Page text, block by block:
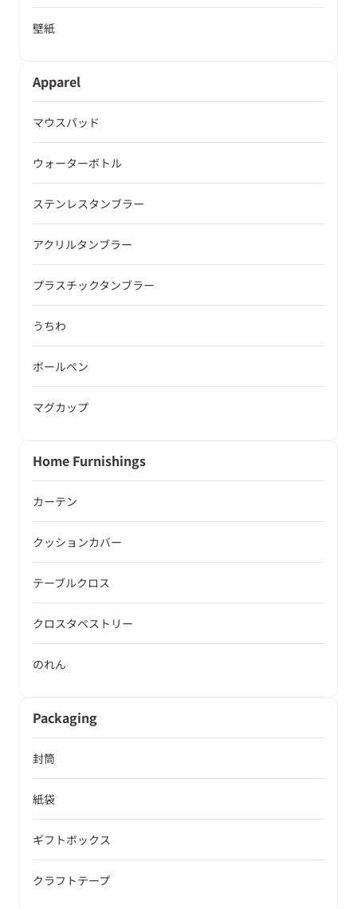
壁紙
Apparel
マウスパッド
ウォーターボトル
ステンレスタンブラー
アクリルタンブラー
プラスチックタンブラー
うちわ
ボールペン
マグカップ
Home Furnishings
カーテン
クッションカバー
テーブルクロス
クロスタペストリー
のれん
Packaging
封筒
紙袋
ギフトボックス
クラフトテープ